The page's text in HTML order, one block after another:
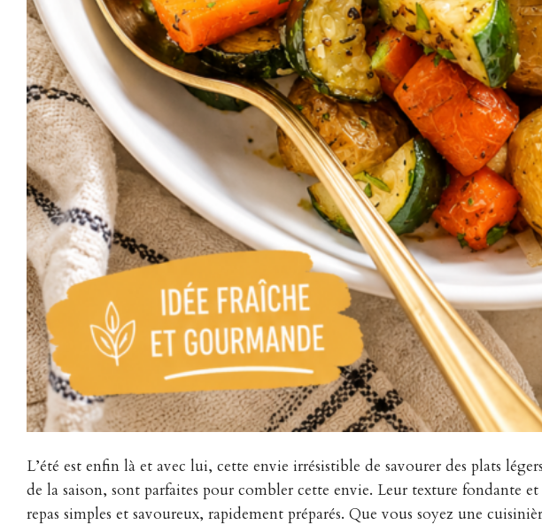
L’été est enfin là et avec lui, cette envie irrésistible de savourer des plats
de la saison, sont parfaites pour combler cette envie. Leur texture fondante
repas simples et savoureux, rapidement préparés. Que vous soyez une